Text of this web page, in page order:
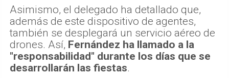
Asimismo, el delegado ha detallado que,
además de este dispositivo de agentes,
también se desplegará un servicio aéreo de
drones. Así, Fernández ha llamado a la
"responsabilidad" durante los días que se
desarrollarán las fiestas.